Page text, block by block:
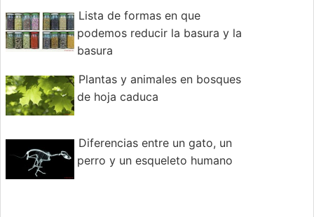
Lista de formas en que
podemos reducir la basura y la
basura
Plantas y animales en bosques
de hoja caduca
Diferencias entre un gato, un
perro y un esqueleto humano